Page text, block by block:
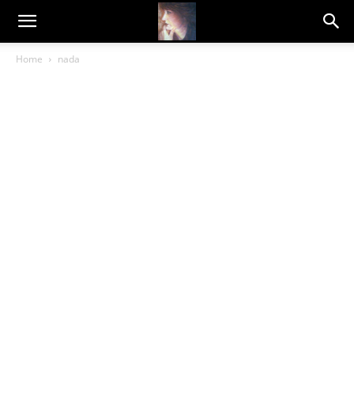
Dragana
Home nada